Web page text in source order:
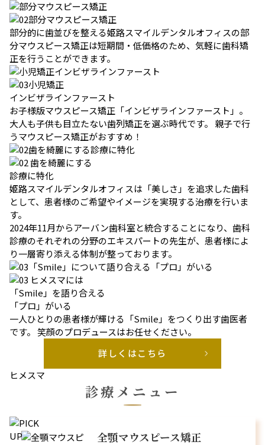
部分マウスピース矯正
部分的に歯並びを整える姫路スマイルデンタルオフィスの部
分マウスピース矯正は短期間・低価格のため、気軽に歯科矯
正を行うことができます。
小児矯正
インビザラインファースト
お子様版マウスピース矯正「インビザラインファースト」。
大人も子供も目立たない歯列矯正を選ぶ時代です。 親子で行
うマウスピース矯正がおすすめ！
歯を綺麗にする
診療に特化
姫路スマイルデンタルオフィスは「美しさ」を追求した歯科
として、患者様のご希望やイメージを実現する治療を行いま
す。
2024年11月からアーバン歯科室と統合することになり、歯科
診療のそれぞれの分野のエキスパートの先生が、患者様によ
り一層寄り添える体制が整っております。
ヒメスマには
「Smile」を語り合える
「プロ」がいる
一人ひとりの患者様が輝ける「Smile」をつくり出す歯医者
です。 笑顔のプロデュースはお任せください。
詳しくはこちら
ヒメスマ
診療メニュー
全顎マウスピース矯正